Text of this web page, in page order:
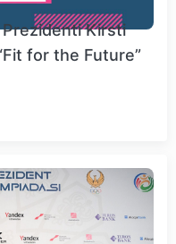
Prezidenti Kirsti
for the Future”